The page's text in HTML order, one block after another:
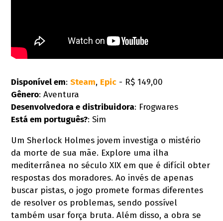
Disponível em:Steam, Epic - R$ 149,00
Gênero: Aventura
Desenvolvedora e distribuidora: Frogwares
Está em português?: Sim
Um Sherlock Holmes jovem investiga o mistério
da morte de sua mãe. Explore uma ilha
mediterrânea no século XIX em que é difícil obter
respostas dos moradores. Ao invés de apenas
buscar pistas, o jogo promete formas diferentes
de resolver os problemas, sendo possível
também usar força bruta. Além disso, a obra se